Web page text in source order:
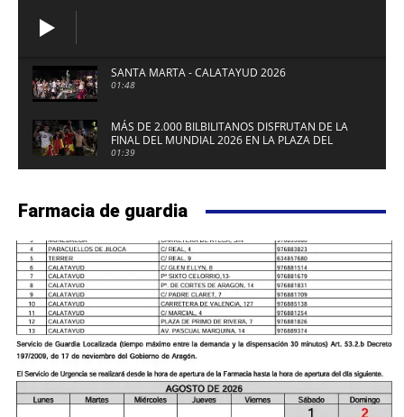
SANTA MARTA - CALATAYUD 2026
01:48
MÁS DE 2.000 BILBILITANOS DISFRUTAN DE LA
FINAL DEL MUNDIAL 2026 EN LA PLAZA DEL
FUERTE DE CALATAYUD
01:39
Farmacia de guardia